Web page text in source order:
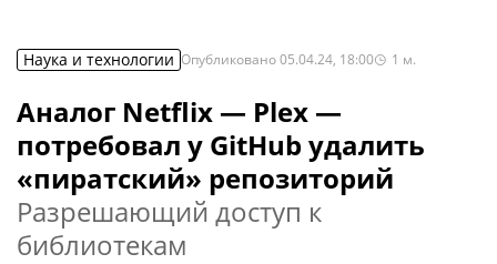
Наука и технологии Опубликовано05.04.24, 18:00 1 м.
Аналог Netflix — Plex —
потребовал у GitHub удалить
«пиратский» репозиторий
Разрешающий доступ к
библиотекам